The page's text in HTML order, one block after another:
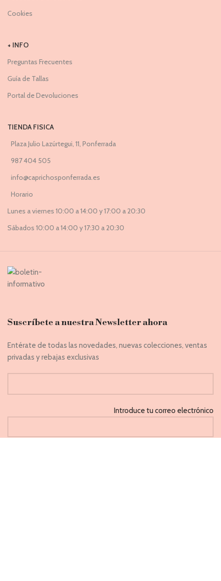
Cookies
+ INFO
Preguntas Frecuentes
Guía de Tallas
Portal de Devoluciones
TIENDA FISICA
Plaza Julio Lazúrtegui, 11, Ponferrada
987 404 505
info@caprichosponferrada.es
Horario
Lunes a viernes 10:00 a 14:00 y 17:00 a 20:30
Sábados 10:00 a 14:00 y 17:30 a 20:30
Suscríbete a nuestra Newsletter ahora
Entérate de todas las novedades, nuevas colecciones, ventas
privadas y rebajas exclusivas
Introduce tu correo electrónico